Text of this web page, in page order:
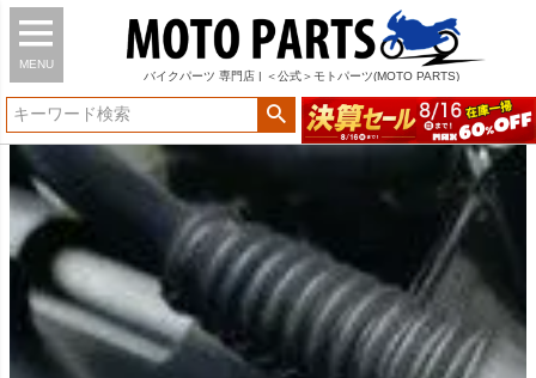
MENU
バイク パーツ 専門店 | ＜公式＞モトパーツ(MOTO PARTS)